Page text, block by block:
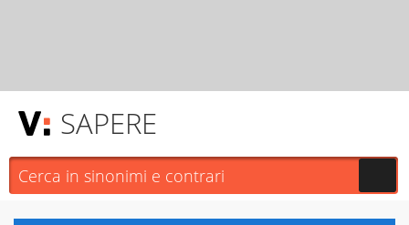
SAPERE